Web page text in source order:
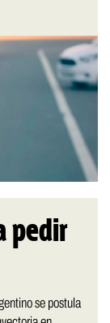
pedir
se postula